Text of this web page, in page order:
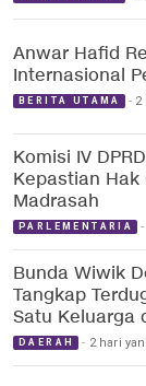
Anwar Hafid
Internasional
BERITA UTAMA 2
Komisi IV
Kepastian Hak
Madrasah
PARLEMENTARIA
Bunda Wiwik
Tangkap
Satu Keluarga
DAERAH 2 hari